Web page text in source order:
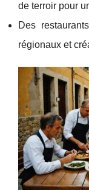
de terroir pour
Des
régionaux et